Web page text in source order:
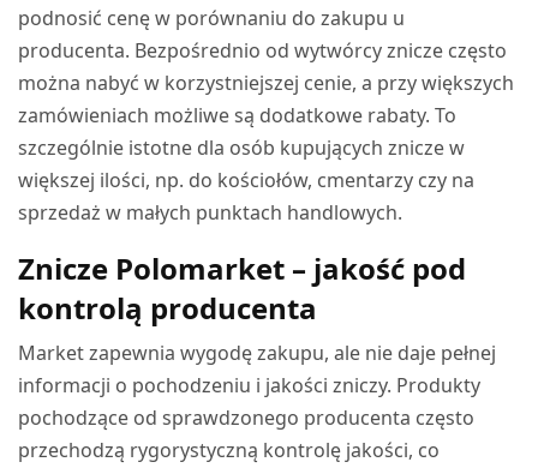
podnosić cenę w porównaniu do zakupu u
producenta. Bezpośrednio od wytwórcy znicze często
można nabyć w korzystniejszej cenie, a przy większych
zamówieniach możliwe są dodatkowe rabaty. To
szczególnie istotne dla osób kupujących znicze w
większej ilości, np. do kościołów, cmentarzy czy na
sprzedaż w małych punktach handlowych.
Znicze Polomarket – jakość pod
kontrolą producenta
Market zapewnia wygodę zakupu, ale nie daje pełnej
informacji o pochodzeniu i jakości zniczy. Produkty
pochodzące od sprawdzonego producenta często
przechodzą rygorystyczną kontrolę jakości, co